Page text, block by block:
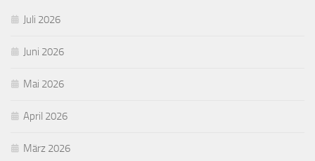
Juli 2026
Juni 2026
Mai 2026
April 2026
März 2026